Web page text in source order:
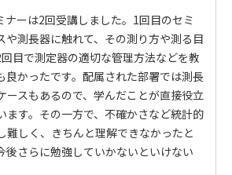
ナーは2回受講しました。1回目のセミ
や測長器に触れて、その測り方や測る目
目で測定器の適切な管理方法などを教
良かったです。配属された部署では測長
ースもあるので、学んだことが直接役立
ます。その一方で、不確かさなど統計的
難しく、きちんと理解できなかったと
後さらに勉強していかないといけない